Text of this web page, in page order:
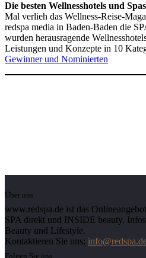
Die besten Wellnesshotels und
Mal verlieh das Wellness-Reise-
redspa media in Baden-Baden die
wurden herausragende
Leistungen und Konzepte in 10
Gewinner und Nominierten
Über uns
www.redspa.de ist das
SPA direkt und INSIDE beauty.
Beauty und Lifestyle.
Kontaktieren Sie uns:
Folgen Sie uns